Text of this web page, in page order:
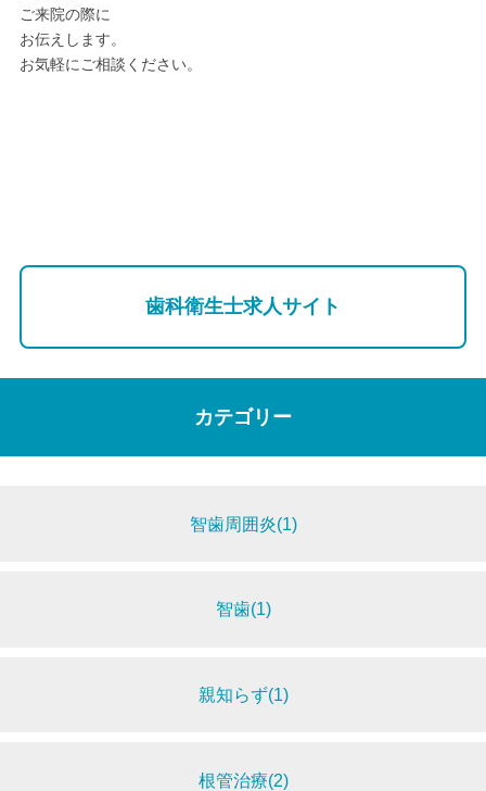
ご来院の際に
お伝えします。
お気軽にご相談ください。
歯科衛生士求人サイト
カテゴリー
智歯周囲炎(1)
智歯(1)
親知らず(1)
根管治療(2)